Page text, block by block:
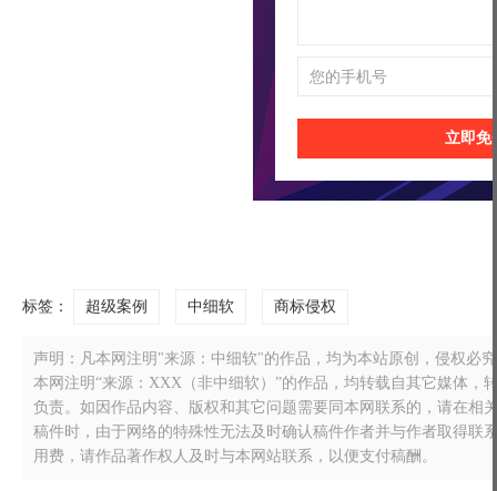
立即免
标签： 超级案例 中细软 商标侵权
声明：凡本网注明"来源：中细软"的作品，均为本站原创，侵权必
本网注明“来源：XXX（非中细软）”的作品，均转载自其它媒体
负责。如因作品内容、版权和其它问题需要同本网联系的，请在相
稿件时，由于网络的特殊性无法及时确认稿件作者并与作者取得
用费，请作品著作权人及时与本网站联系，以便支付稿酬。